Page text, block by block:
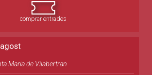
comprar entrades
Maria de Vilabertran